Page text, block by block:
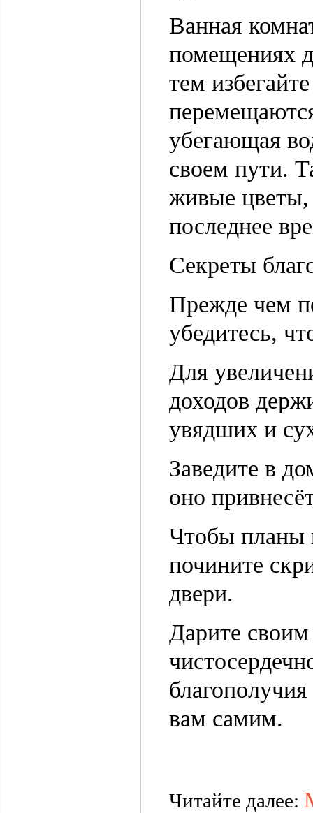
Ванная
помещениях
тем
убегающая
своем пути.
живые цветы,
последнее
Секреты
Прежде чем
убедитесь,
Для
доходов
увядших и
Заведите в
оно
Чтобы планы
почините
двери.
Дарите
вам самим.
Читайте далее: